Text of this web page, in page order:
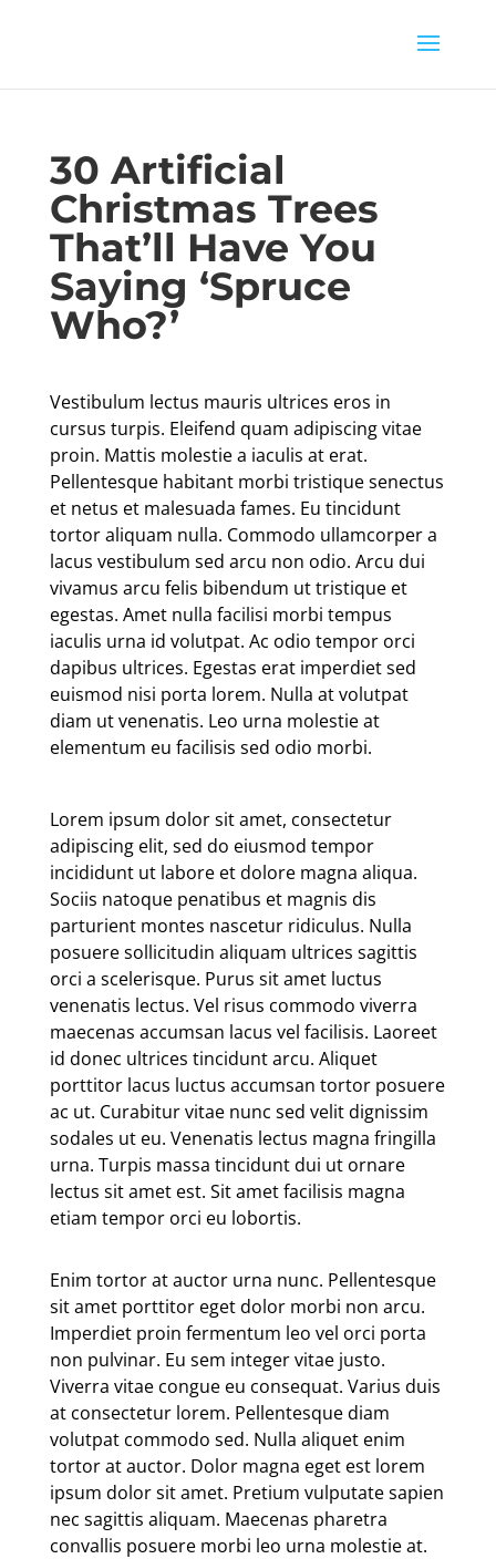
30 Artificial
Christmas Trees
That’ll Have You
Saying ‘Spruce
Who?’
Vestibulum lectus mauris ultrices eros in
cursus turpis. Eleifend quam adipiscing vitae
proin. Mattis molestie a iaculis at erat.
Pellentesque habitant morbi tristique senectus
et netus et malesuada fames. Eu tincidunt
tortor aliquam nulla. Commodo ullamcorper a
lacus vestibulum sed arcu non odio. Arcu dui
vivamus arcu felis bibendum ut tristique et
egestas. Amet nulla facilisi morbi tempus
iaculis urna id volutpat. Ac odio tempor orci
dapibus ultrices. Egestas erat imperdiet sed
euismod nisi porta lorem. Nulla at volutpat
diam ut venenatis. Leo urna molestie at
elementum eu facilisis sed odio morbi.
Lorem ipsum dolor sit amet, consectetur
adipiscing elit, sed do eiusmod tempor
incididunt ut labore et dolore magna aliqua.
Sociis natoque penatibus et magnis dis
parturient montes nascetur ridiculus. Nulla
posuere sollicitudin aliquam ultrices sagittis
orci a scelerisque. Purus sit amet luctus
venenatis lectus. Vel risus commodo viverra
maecenas accumsan lacus vel facilisis. Laoreet
id donec ultrices tincidunt arcu. Aliquet
porttitor lacus luctus accumsan tortor posuere
ac ut. Curabitur vitae nunc sed velit dignissim
sodales ut eu. Venenatis lectus magna fringilla
urna. Turpis massa tincidunt dui ut ornare
lectus sit amet est. Sit amet facilisis magna
etiam tempor orci eu lobortis.
Enim tortor at auctor urna nunc. Pellentesque
sit amet porttitor eget dolor morbi non arcu.
Imperdiet proin fermentum leo vel orci porta
non pulvinar. Eu sem integer vitae justo.
Viverra vitae congue eu consequat. Varius duis
at consectetur lorem. Pellentesque diam
volutpat commodo sed. Nulla aliquet enim
tortor at auctor. Dolor magna eget est lorem
ipsum dolor sit amet. Pretium vulputate sapien
nec sagittis aliquam. Maecenas pharetra
convallis posuere morbi leo urna molestie at.